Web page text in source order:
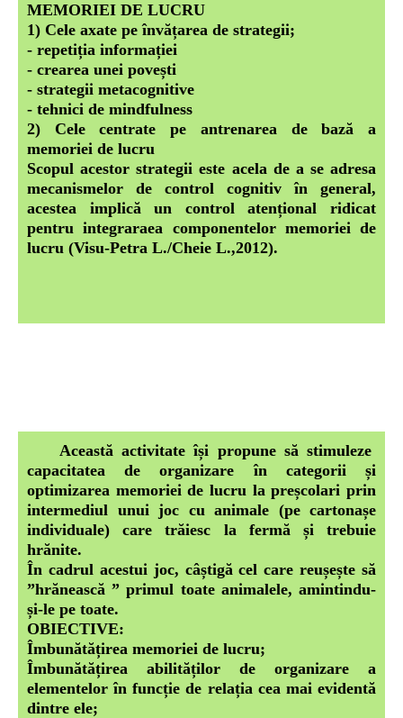
MEMORIEI DE LUCRU
1) Cele axate pe învățarea de strategii;
- repetiția informației
- crearea unei povești
- strategii metacognitive
- tehnici de mindfulness
2) Cele centrate pe antrenarea de bază a
memoriei de lucru
Scopul acestor strategii este acela de a se adresa
mecanismelor de control cognitiv în general,
acestea implică un control atențional ridicat
pentru integraraea componentelor memoriei de
lucru (Visu-Petra L./Cheie L.,2012).
Această activitate își propune să stimuleze
capacitatea de organizare în categorii și
optimizarea memoriei de lucru la preșcolari prin
intermediul unui joc cu animale (pe cartonașe
individuale) care trăiesc la fermă și trebuie
hrănite.
În cadrul acestui joc, câștigă cel care reușește să
”hrănească ” primul toate animalele, amintindu-
și-le pe toate.
OBIECTIVE:
Îmbunătățirea memoriei de lucru;
Îmbunătățirea abilităților de organizare a
elementelor în funcție de relația cea mai evidentă
dintre ele;